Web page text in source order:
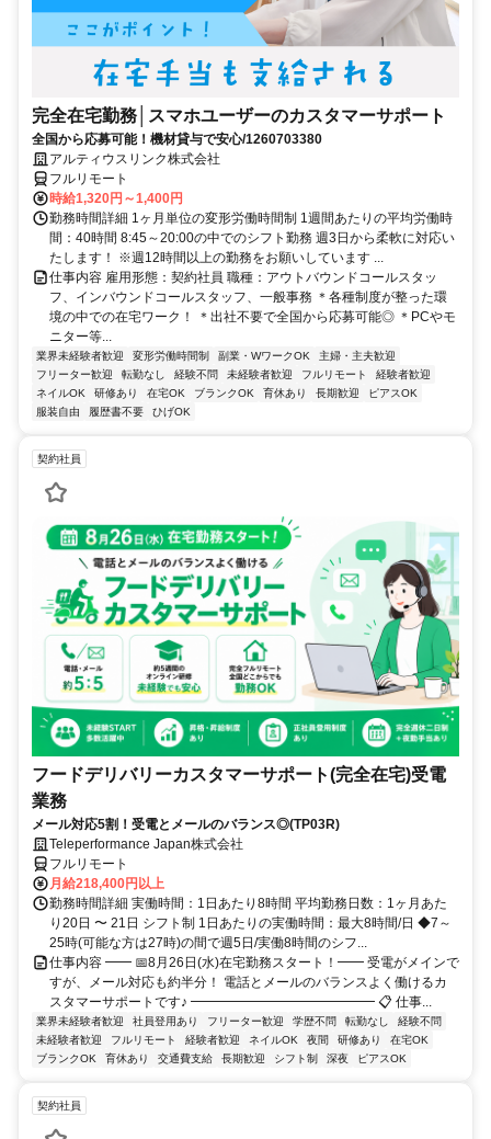
完全在宅勤務│スマホユーザーのカスタマーサポート
全国から応募可能！機材貸与で安心/1260703380
アルティウスリンク株式会社
フルリモート
時給1,320円～1,400円
勤務時間詳細 1ヶ月単位の変形労働時間制 1週間あたりの平均労働時
間：40時間 8:45～20:00の中でのシフト勤務 週3日から柔軟に対応い
たします！ ※週12時間以上の勤務をお願いしています ...
仕事内容 雇用形態：契約社員 職種：アウトバウンドコールスタッ
フ、インバウンドコールスタッフ、一般事務 ＊各種制度が整った環
境の中での在宅ワーク！ ＊出社不要で全国から応募可能◎ ＊PCやモ
ニター等...
業界未経験者歓迎 変形労働時間制 副業・WワークOK
主婦・主夫歓迎
フリーター歓迎
転勤なし 経験不問 未経験者歓迎 フルリモート
経験者歓迎
ネイルOK
研修あり 在宅OK ブランクOK 育休あり 長期歓迎
ピアスOK
服装自由
履歴書不要 ひげOK
契約社員
フードデリバリーカスタマーサポート(完全在宅)受電
業務
メール対応5割！受電とメールのバランス◎(TP03R)
Teleperformance Japan株式会社
フルリモート
月給218,400円以上
勤務時間詳細 実働時間：1日あたり8時間 平均勤務日数：1ヶ月あた
り20日 〜 21日 シフト制 1日あたりの実働時間：最大8時間/日 ◆7～
25時(可能な方は27時)の間で週5日/実働8時間のシフ...
仕事内容 ━━ 📅8月26日(水)在宅勤務スタート！━━ 受電がメインで
すが、メール対応も約半分！ 電話とメールのバランスよく働けるカ
スタマーサポートです♪ ━━━━━━━━━━━━━━ 📋 仕事...
業界未経験者歓迎 社員登用あり フリーター歓迎 学歴不問 転勤なし
経験不問
未経験者歓迎
フルリモート 経験者歓迎 ネイルOK 夜間 研修あり
在宅OK
ブランクOK
育休あり 交通費支給 長期歓迎 シフト制 深夜 ピアスOK
契約社員